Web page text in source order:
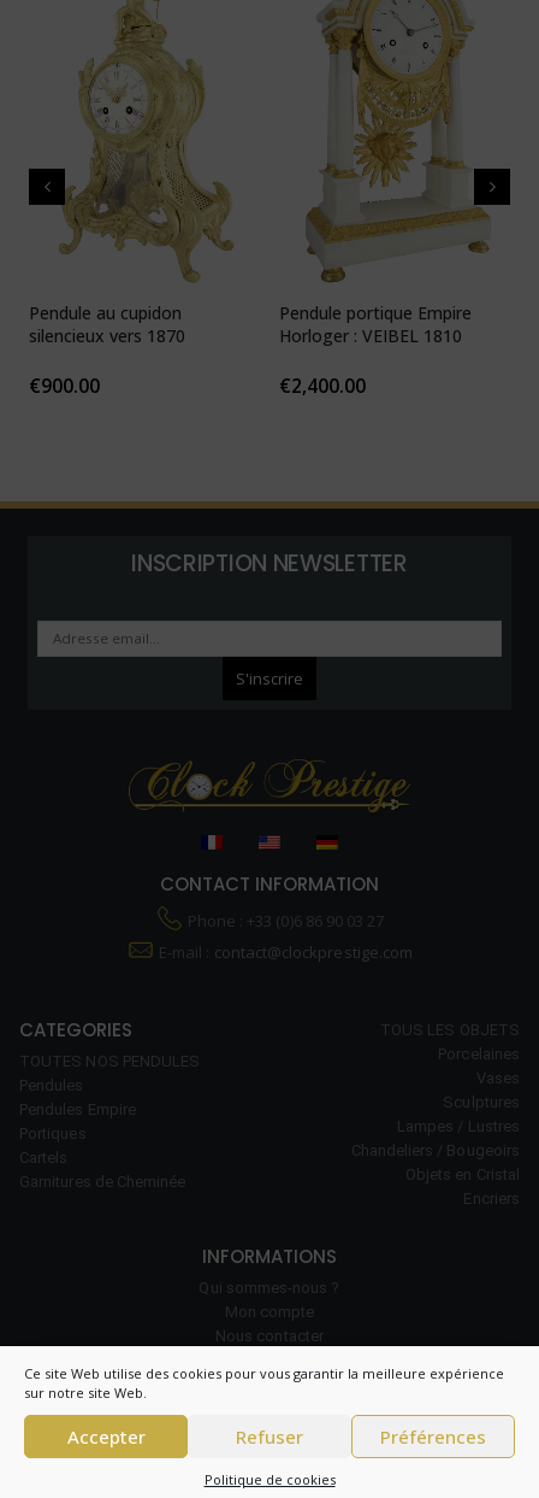
Ce site Web utilise des cookies pour vous garantir la meilleure expérience
sur notre site Web.
Accepter Refuser Préférences
Politique de cookies
Pendule au cupidon
silencieux vers 1870
€900.00
Pendule portique Empire
Horloger : VEIBEL 1810
€2,400.00
INSCRIPTION NEWSLETTER
CONTACT INFORMATION
Phone : +33 (0)6 86 90 03 27
E-mail : contact@clockprestige.com
CATEGORIES
TOUTES NOS PENDULES
Pendules
Pendules Empire
Portiques
Cartels
Garnitures de Cheminée
TOUS LES OBJETS
Porcelaines
Vases
Sculptures
Lampes / Lustres
Chandeliers / Bougeoirs
Objets en Cristal
Encriers
INFORMATIONS
Qui sommes-nous ?
Mon compte
Nous contacter
Politique de cookies (UE)
générales